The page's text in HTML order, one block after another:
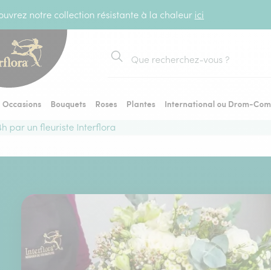
notre collection résistante à la chaleur ici
Rechercher
Occasions Bouquets Roses Plantes
International ou Drom-Com
par un fleuriste Interflora